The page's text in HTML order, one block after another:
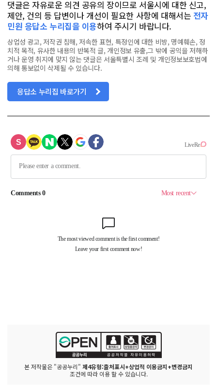
댓글은 자유로운 의견 공유의 장이므로 서울시에 대한 신고,
제안, 건의 등 답변이나 개선이 필요한 사항에 대해서는 전자
민원 응답소 누리집을 이용하여 주시기 바랍니다.
상업성 광고, 저작권 침해, 저속한 표현, 특정인에 대한 비방, 명예훼손, 정
치적 목적, 유사한 내용의 반복적 글, 개인정보 유출,그 밖에 공익을 저해하
거나 운영 취지에 맞지 않는 댓글은 서울특별시 조례 및 개인정보보호법에
의해 통보없이 삭제될 수 있습니다.
응답소 누리집 바로가기
본 저작물은 "공공누리" 제4유형:출처표시+상업적 이용금지+변경금지
조건에 따라 이용 할 수 있습니다.